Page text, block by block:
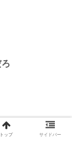
よ
トップ サイドバー